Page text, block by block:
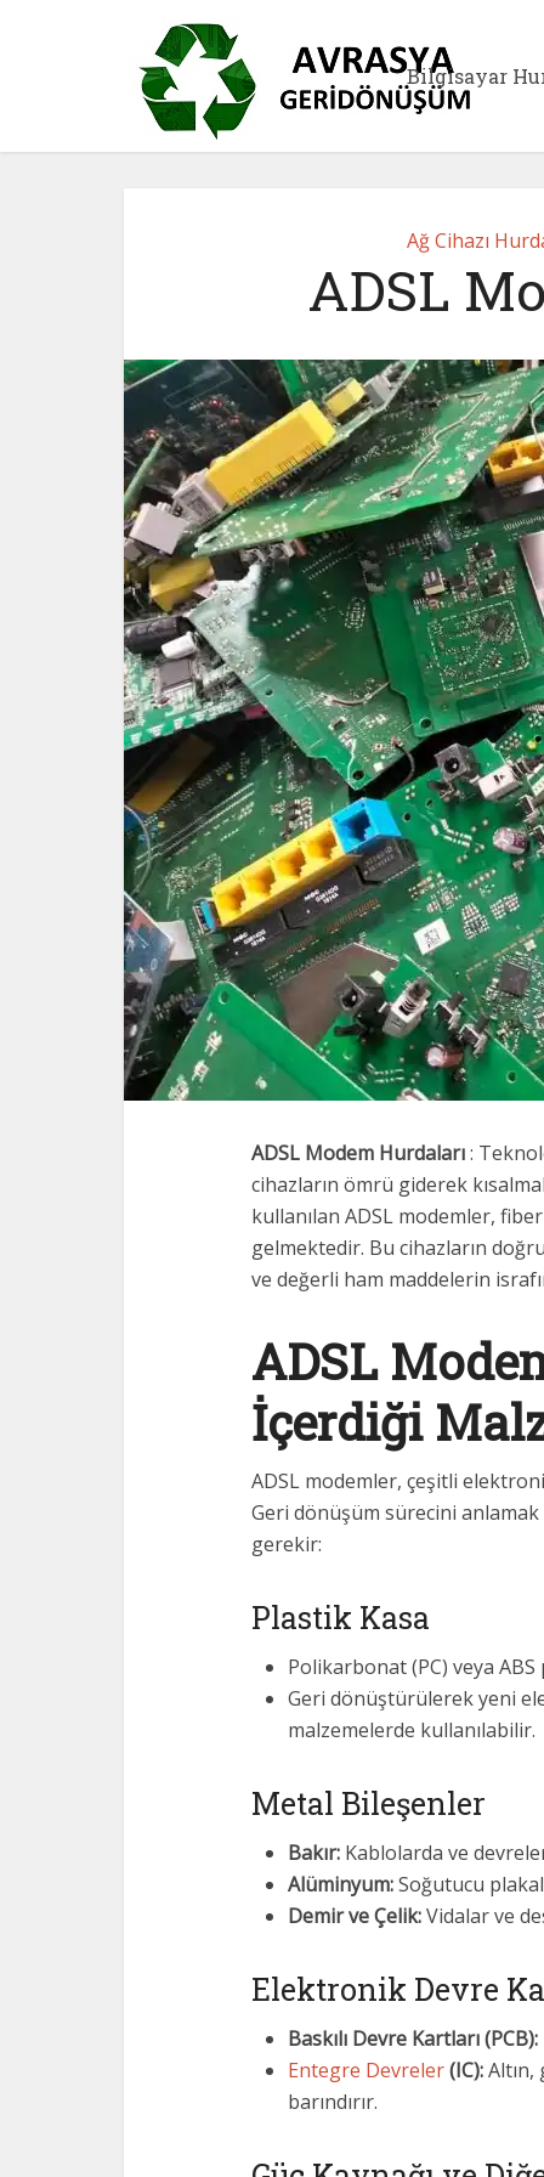
Bilgisayar
Ağ Cihazı
ADSL
ADSL Modem Hurdaları:
cihazların ömrü giderek
kullanılan ADSL modemler,
gelmektedir. Bu cihazların
ve değerli ham maddelerin
ADSL
İçerdiği
ADSL modemler, çeşitli
Geri dönüşüm sürecini
gerekir:
Plastik Kasa
Polikarbonat (PC) veya
Geri dönüştürülerek yeni
malzemelerde kullanılabilir.
Metal Bileşenler
Bakır: Kablolarda ve
Alüminyum:Soğutucu
Demir ve Çelik:Vidalar ve
Elektronik Devre
Baskılı Devre Kartları (PCB):
Entegre Devreler(IC):
barındırır.